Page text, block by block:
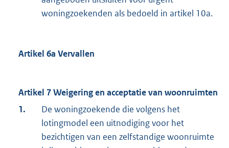
woningzoekenden als bedoeld in artikel 10a.
Artikel 6a Vervallen
Artikel 7 Weigering en acceptatie van woonruimten
1.
De woningzoekende die volgens het
lotingmodel een uitnodiging voor het
bezichtigen van een zelfstandige woonruimte